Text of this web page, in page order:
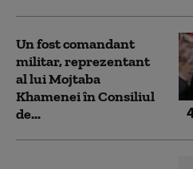
Un fost comandant
militar, reprezentant
al lui Mojtaba
Khamenei în Consiliul
de...